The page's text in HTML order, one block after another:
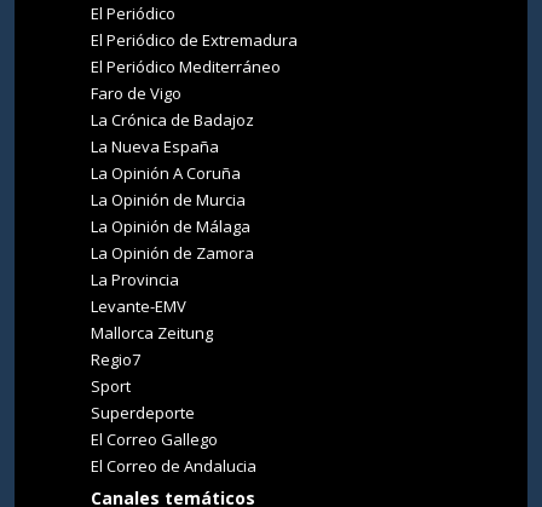
El Periódico
El Periódico de Extremadura
El Periódico Mediterráneo
Faro de Vigo
La Crónica de Badajoz
La Nueva España
La Opinión A Coruña
La Opinión de Murcia
La Opinión de Málaga
La Opinión de Zamora
La Provincia
Levante-EMV
Mallorca Zeitung
Regio7
Sport
Superdeporte
El Correo Gallego
El Correo de Andalucia
Canales temáticos